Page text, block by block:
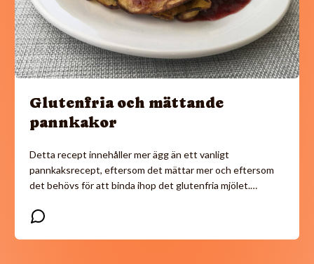
Glutenfria och mättande
pannkakor
Detta recept innehåller mer ägg än ett vanligt
pannkaksrecept, eftersom det mättar mer och eftersom
det behövs för att binda ihop det glutenfria mjölet.…